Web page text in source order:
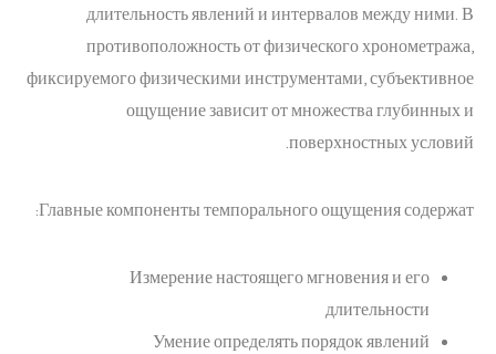
длительность явлений и интервалов между ними. В
противоположность от физического хронометража,
фиксируемого физическими инструментами, субъективное
ощущение зависит от множества глубинных и
поверхностных условий.
Главные компоненты темпорального ощущения содержат:
Измерение настоящего мгновения и его
длительности
Умение определять порядок явлений